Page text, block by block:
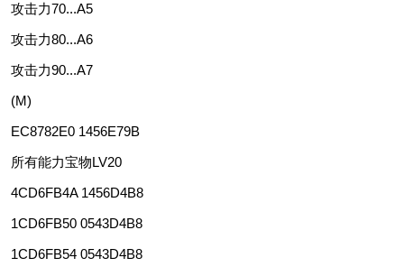
攻击力70...A5
攻击力80...A6
攻击力90...A7
(M)
EC8782E0 1456E79B
所有能力宝物LV20
4CD6FB4A 1456D4B8
1CD6FB50 0543D4B8
1CD6FB54 0543D4B8